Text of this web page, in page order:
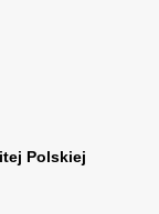
Polskiej